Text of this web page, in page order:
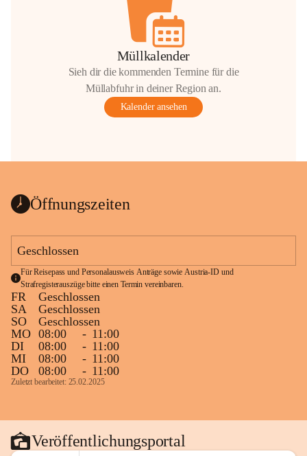
Müllkalender
Sieh dir die kommenden Termine für die
Müllabfuhr in deiner Region an.
Kalender ansehen
Öffnungszeiten
Geschlossen
Für Reisepass und Personalausweis Anträge sowie Austria-ID und
Strafregisterauszüge bitte einen Termin vereinbaren.
FR
Geschlossen
SA
Geschlossen
SO
Geschlossen
MO 08:00 - 11:00
DI
08:00 - 11:00
MI
08:00 - 11:00
DO
08:00 - 11:00
Zuletzt bearbeitet: 25.02.2025
Veröffentlichungsportal